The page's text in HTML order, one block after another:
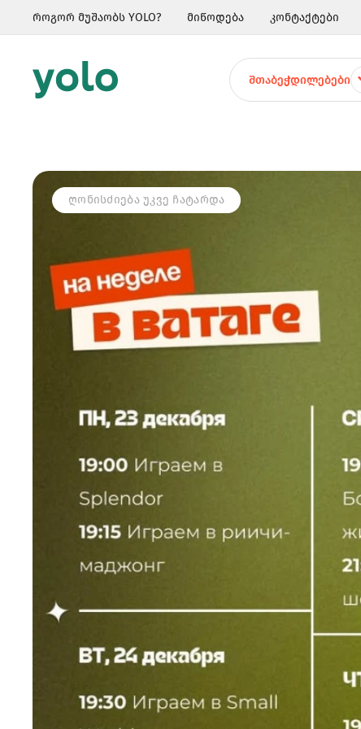
როგორ მუშაობს YOLO? მიწოდება კონტაქტები
ᲨᲗᲐᲑᲔᲭᲓᲘᲚᲔᲑᲔᲑᲘ
ᲦᲝᲜᲘᲡᲫᲘᲔᲑᲐ ᲣᲙᲕᲔ ᲩᲐᲢᲐᲠᲓᲐ